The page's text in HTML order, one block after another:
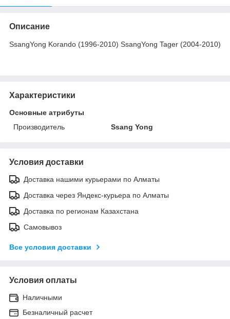
Описание
SsangYong Korando (1996-2010) SsangYong Tager (2004-2010)
Характеристики
Основные атрибуты
Производитель
Ssang Yong
Условия доставки
Доставка нашими курьерами по Алматы
Доставка через Яндекс-курьера по Алматы
Доставка по регионам Казахстана
Самовывоз
Все условия доставки
Условия оплаты
Наличными
Безналичный расчет